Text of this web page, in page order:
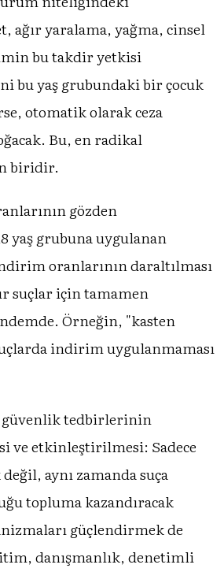
ağır yaralama, yağma, cinsel
bu takdir yetkisi
bu yaş grubundaki bir çocuk
otomatik olarak ceza
Bu, en radikal
biridir.
gözden
yaş grubuna uygulanan
oranlarının daraltılması
suçlar için tamamen
Örneğin, "kasten
indirim uygulanmaması
güvenlik tedbirlerinin
ve etkinleştirilmesi: Sadece
aynı zamanda suça
topluma kazandıracak
güçlendirmek de
danışmanlık, denetimli